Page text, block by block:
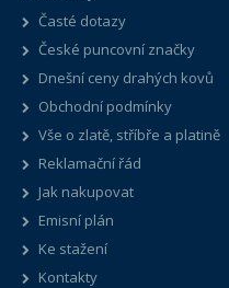
Časté dotazy
České puncovní značky
Dnešní ceny drahých kovů
Obchodní podmínky
Vše o zlatě, stříbře a platině
Reklamační řád
Jak nakupovat
Emisní plán
Ke stažení
Kontakty